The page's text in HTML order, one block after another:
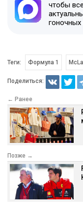
чтобы
гоночных
Теги: Формула 1
Поделиться:
← Ранее
Позже →